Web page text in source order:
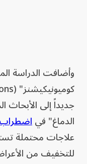
وأضافت الدراسة
جديداً إلى الأبحاث
الدماغ" في
علاجات محتملة
للتخفيف من